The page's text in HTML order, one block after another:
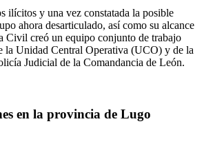
ilícitos y una vez constatada la posible
ahora desarticulado, así como su alcance
Civil creó un equipo conjunto de trabajo
la Unidad Central Operativa (UCO) y de la
Judicial de la Comandancia de León.
en la provincia de Lugo